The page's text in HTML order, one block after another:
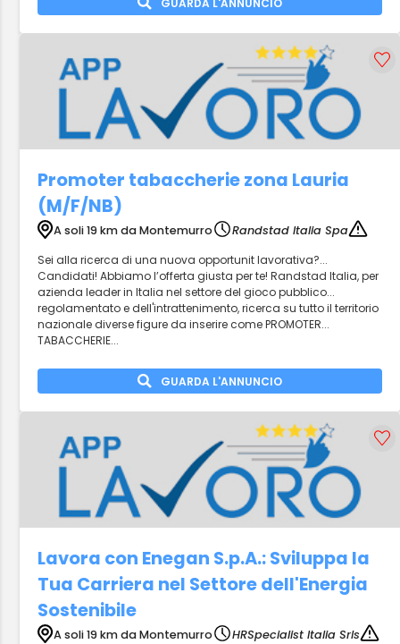
Promoter tabaccherie zona Lauria
(M/F/NB)
A soli 19 km da Montemurro
Randstad Italia Spa
Sei alla ricerca di una nuova opportunit lavorativa?...
Candidati! Abbiamo l’offerta giusta per te! Randstad Italia, per
azienda leader in Italia nel settore del gioco pubblico...
regolamentato e dell'intrattenimento, ricerca su tutto il territorio
nazionale diverse figure da inserire come PROMOTER...
TABACCHERIE...
GUARDA L'ANNUNCIO
Lavora con Enegan S.p.A.: Sviluppa la
Tua Carriera nel Settore dell'Energia
Sostenibile
A soli 19 km da Montemurro HRSpecialist Italia Srls